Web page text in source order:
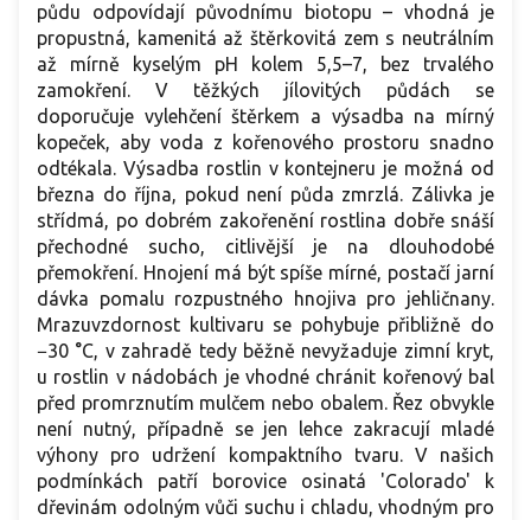
půdu odpovídají původnímu biotopu – vhodná je
propustná, kamenitá až štěrkovitá zem s neutrálním
až mírně kyselým pH kolem 5,5–7, bez trvalého
zamokření. V těžkých jílovitých půdách se
doporučuje vylehčení štěrkem a výsadba na mírný
kopeček, aby voda z kořenového prostoru snadno
odtékala. Výsadba rostlin v kontejneru je možná od
března do října, pokud není půda zmrzlá. Zálivka je
střídmá, po dobrém zakořenění rostlina dobře snáší
přechodné sucho, citlivější je na dlouhodobé
přemokření. Hnojení má být spíše mírné, postačí jarní
dávka pomalu rozpustného hnojiva pro jehličnany.
Mrazuvzdornost kultivaru se pohybuje přibližně do
−30 °C, v zahradě tedy běžně nevyžaduje zimní kryt,
u rostlin v nádobách je vhodné chránit kořenový bal
před promrznutím mulčem nebo obalem. Řez obvykle
není nutný, případně se jen lehce zakracují mladé
výhony pro udržení kompaktního tvaru. V našich
podmínkách patří borovice osinatá 'Colorado' k
dřevinám odolným vůči suchu i chladu, vhodným pro